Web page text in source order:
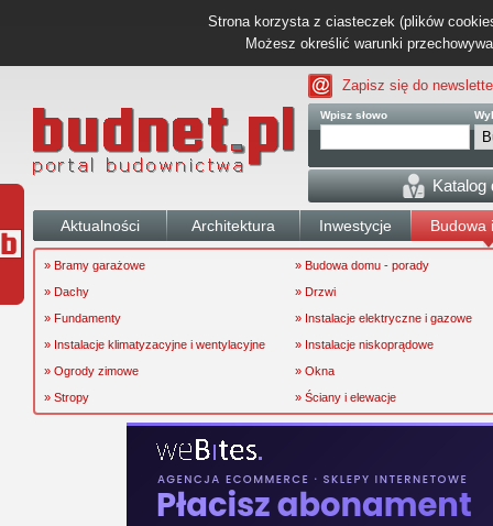
Strona korzysta z ciasteczek (plików
Możesz określić warunki
Zapisz się do
Wpisz słowo
Katalog
Aktualności Architektura Inwestycje Budowa
» Bramy garażowe
» Budowa domu - porady
» Dachy
» Drzwi
» Fundamenty
» Instalacje elektryczne i gazowe
» Instalacje klimatyzacyjne i wentylacyjne
» Instalacje niskoprądowe
» Ogrody zimowe
» Okna
» Stropy
» Ściany i elewacje